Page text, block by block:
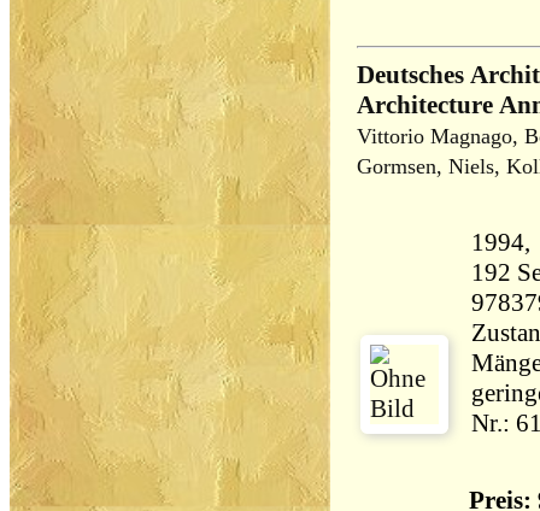
Deutsches
Architecture
Vittorio Magnago,
Gormsen, Niels,
192 Seiten
Nr.:
Preis: